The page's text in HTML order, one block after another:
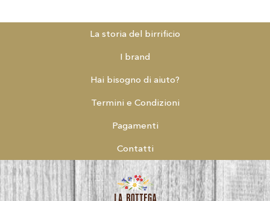
La storia del birrificio
I brand
Hai bisogno di aiuto?
Termini e Condizioni
Pagamenti
Contatti